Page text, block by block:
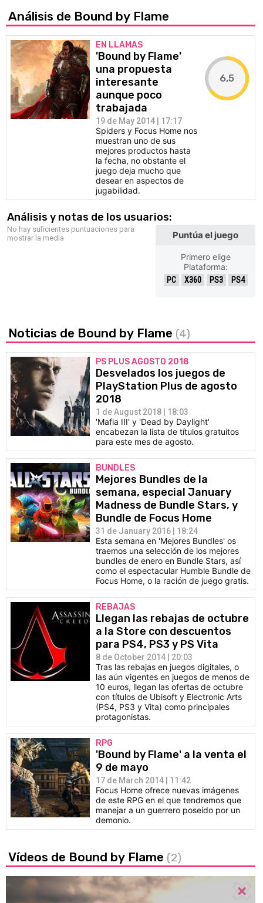
Análisis de Bound by Flame
EN LLAMAS
'Bound by Flame'
una propuesta
interesante
aunque poco
trabajada
19 de May 2014 | 17:17
Spiders y Focus Home nos
muestran uno de sus
mejores productos hasta
la fecha, no obstante el
juego deja mucho que
desear en aspectos de
jugabilidad.
6,5
Análisis y notas de los usuarios:
No hay suficientes puntuaciones para
mostrar la media
Puntúa el juego
Primero elige
Plataforma:
PC X360 PS3 PS4
Noticias de Bound by Flame (4)
PS PLUS AGOSTO 2018
Desvelados los juegos de
PlayStation Plus de agosto
2018
1 de August 2018 | 18:03
'Mafia III' y 'Dead by Daylight'
encabezan la lista de títulos gratuitos
para este mes de agosto.
BUNDLES
Mejores Bundles de la
semana, especial January
Madness de Bundle Stars, y
Bundle de Focus Home
31 de January 2016 | 18:24
Esta semana en 'Mejores Bundles' os
traemos una selección de los mejores
bundles de enero en Bundle Stars, así
como el espectacular Humble Bundle de
Focus Home, o la ración de juego gratis.
REBAJAS
Llegan las rebajas de octubre
a la Store con descuentos
para PS4, PS3 y PS Vita
8 de October 2014 | 20:03
Tras las rebajas en juegos digitales, o
las aún vigentes en juegos de menos de
10 euros, llegan las ofertas de octubre
con títulos de Ubisoft y Electronic Arts
(PS4, PS3 y Vita) como principales
protagonistas.
RPG
'Bound by Flame' a la venta el
9 de mayo
17 de March 2014 | 11:42
Focus Home ofrece nuevas imágenes
de este RPG en el que tendremos que
manejar a un guerrero poseído por un
demonio.
Vídeos de Bound by Flame (2)